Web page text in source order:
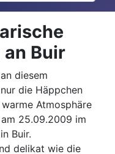
Buir
diesem
die Häppchen
Atmosphäre
25.09.2009 im
Buir.
delikat wie die